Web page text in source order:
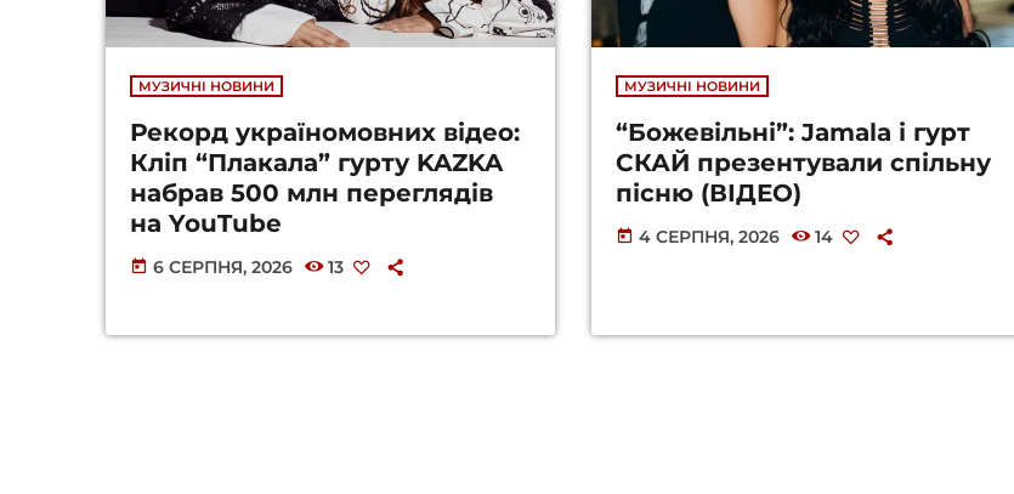
МУЗИЧНІ НОВИНИ
Рекорд україномовних відео:
Кліп “Плакала” гурту KAZKA
набрав 500 млн переглядів
на YouTube
today 6 СЕРПНЯ, 2026 13
МУЗИЧНІ НОВИНИ
“Божевільні”: Jamala і гурт
СКАЙ презентували спільну
пісню (ВІДЕО)
today 4 СЕРПНЯ, 2026 14